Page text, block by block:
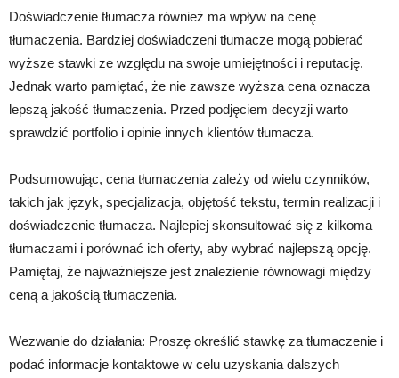
Doświadczenie tłumacza również ma wpływ na cenę
tłumaczenia. Bardziej doświadczeni tłumacze mogą pobierać
wyższe stawki ze względu na swoje umiejętności i reputację.
Jednak warto pamiętać, że nie zawsze wyższa cena oznacza
lepszą jakość tłumaczenia. Przed podjęciem decyzji warto
sprawdzić portfolio i opinie innych klientów tłumacza.
Podsumowując, cena tłumaczenia zależy od wielu czynników,
takich jak język, specjalizacja, objętość tekstu, termin realizacji i
doświadczenie tłumacza. Najlepiej skonsultować się z kilkoma
tłumaczami i porównać ich oferty, aby wybrać najlepszą opcję.
Pamiętaj, że najważniejsze jest znalezienie równowagi między
ceną a jakością tłumaczenia.
Wezwanie do działania: Proszę określić stawkę za tłumaczenie i
podać informacje kontaktowe w celu uzyskania dalszych